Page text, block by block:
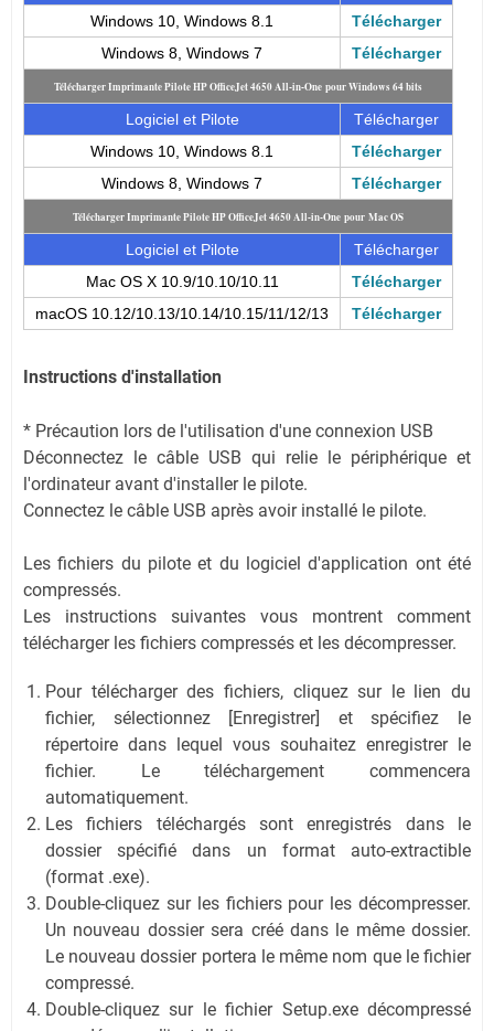
Windows 10, Windows 8.1
Télécharger
Windows 8, Windows 7
Télécharger
Télécharger Imprimante Pilote HP OfficeJet 4650 All-in-One pour Windows 64 bits
Logiciel et Pilote
Télécharger
Windows 10, Windows 8.1
Télécharger
Windows 8, Windows 7
Télécharger
Télécharger Imprimante Pilote HP OfficeJet 4650 All-in-One pour Mac OS
Logiciel et Pilote
Télécharger
Mac OS X 10.9/10.10/10.11
Télécharger
macOS 10.12/10.13/10.14/10.15/11/12/13
Télécharger
Instructions d'installation
* Précaution lors de l'utilisation d'une connexion USB
Déconnectez le câble USB qui relie le périphérique et
l'ordinateur avant d'installer le pilote.
Connectez le câble USB après avoir installé le pilote.
Les fichiers du pilote et du logiciel d'application ont été
compressés.
Les instructions suivantes vous montrent comment
télécharger les fichiers compressés et les décompresser.
Pour télécharger des fichiers, cliquez sur le lien du
fichier, sélectionnez [Enregistrer] et spécifiez le
répertoire dans lequel vous souhaitez enregistrer le
fichier. Le téléchargement commencera
automatiquement.
Les fichiers téléchargés sont enregistrés dans le
dossier spécifié dans un format auto-extractible
(format .exe).
Double-cliquez sur les fichiers pour les décompresser.
Un nouveau dossier sera créé dans le même dossier.
Le nouveau dossier portera le même nom que le fichier
compressé.
Double-cliquez sur le fichier Setup.exe décompressé